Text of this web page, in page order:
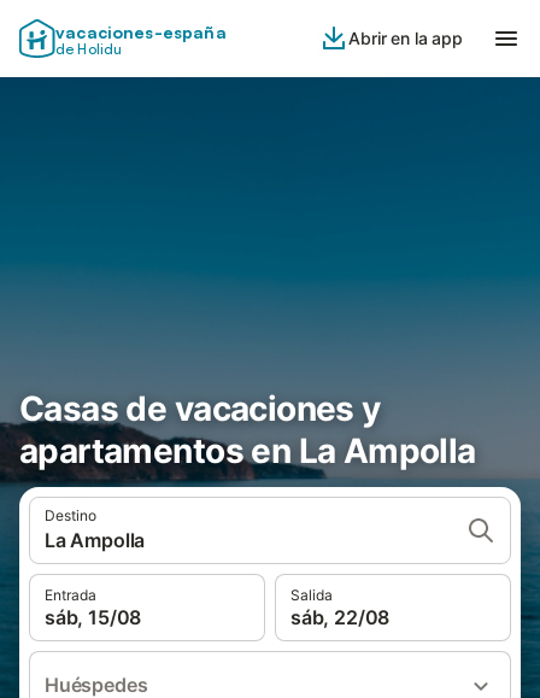
vacaciones-españa
de Holidu
Abrir en la app
Casas de vacaciones y
apartamentos en La Ampolla
Destino
La Ampolla
Entrada
sáb, 15/08
Salida
sáb, 22/08
Huéspedes